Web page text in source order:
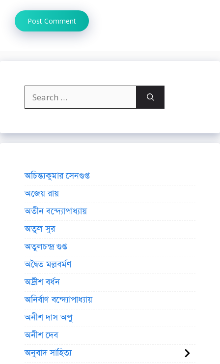
Search
for:
অচিন্ত্যকুমার সেনগুপ্ত
অজেয় রায়
অতীন বন্দ্যোপাধ্যায়
অতুল সুর
অতুলচন্দ্র গুপ্ত
অদ্বৈত মল্লবর্মণ
অদ্রীশ বর্ধন
অনির্বাণ বন্দ্যোপাধ্যায়
অনীশ দাস অপু
অনীশ দেব
অনুবাদ সাহিত্য